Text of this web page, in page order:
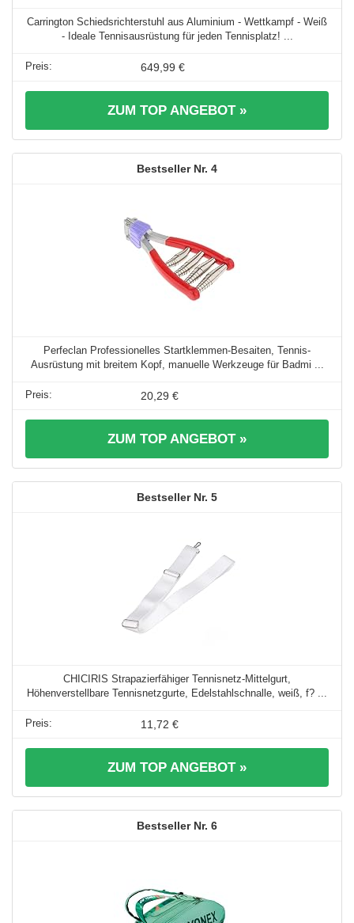
Carrington Schiedsrichterstuhl aus Aluminium - Wettkampf - Weiß
- Ideale Tennisausrüstung für jeden Tennisplatz! ...
649,99 €
ZUM TOP ANGEBOT »
4
Perfeclan Professionelles Startklemmen-Besaiten, Tennis-
Ausrüstung mit breitem Kopf, manuelle Werkzeuge für Badmi ...
20,29 €
ZUM TOP ANGEBOT »
5
CHICIRIS Strapazierfähiger Tennisnetz-Mittelgurt,
Höhenverstellbare Tennisnetzgurte, Edelstahlschnalle, weiß, f? ...
11,72 €
ZUM TOP ANGEBOT »
6